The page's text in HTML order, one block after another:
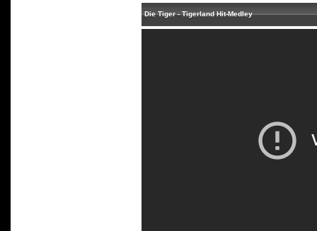
Die Tiger - Tigerland Hit-Medley